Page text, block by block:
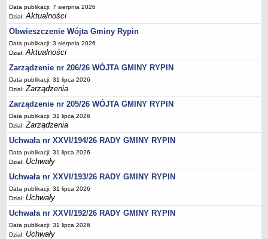
AKTUALNOŚCI I OGŁOSZENIA
URZĄD GMINY
Dane teleadresowe
Tabela informacyjna
Czas pracy urzędu
Nr konta bankowego, NIP, REGON
Pracownicy urzędu - urząd gminy
Pracownicy urzędu - baza magazynowo - warsztatowa
Kompetencje referatów
Regulamin organizacyjny
Regulamin naboru na wolne stanowiska urzędnicze
Ogłoszenia o naborze na wolne stanowiska urzędnicze
Lista kandydatów spełniających wymagania formalne w naborach na
wolne stanowiska urzędnicze
Wyniki naboru na wolne stanowiska urzędnicze
Petycje
Data publikacji: 7 sierpnia 2026
Dział:Aktualności
Obwieszczenie Wójta Gminy Rypin
Data publikacji: 3 sierpnia 2026
Dział:Aktualności
Zarządzenie nr 206/26 WÓJTA GMINY RYPIN
Data publikacji: 31 lipca 2026
Dział:Zarządzenia
Zarządzenie nr 205/26 WÓJTA GMINY RYPIN
Data publikacji: 31 lipca 2026
Dział:Zarządzenia
Uchwała nr XXVI/194/26 RADY GMINY RYPIN
Data publikacji: 31 lipca 2026
Dział: Uchwały
Uchwała nr XXVI/193/26 RADY GMINY RYPIN
Data publikacji: 31 lipca 2026
Dział: Uchwały
Uchwała nr XXVI/192/26 RADY GMINY RYPIN
Data publikacji: 31 lipca 2026
Dział: Uchwały